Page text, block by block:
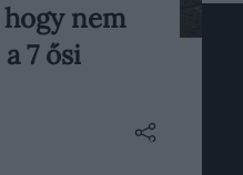
vagy a
világhírű
mindenki
olyan
épületek,
nem
7 ősi
Magazin-előfizetés